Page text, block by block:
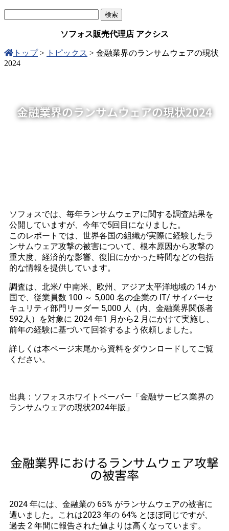
ソフォス販売代理店 アクシス
トップ> トピックス > 金融業界のランサムウェアの現状
2024
金融業界のランサムウェアの現状2024
ソフォスでは、毎年ランサムウェアに関する調査結果を
公開していますが、今年で5回目になりました。
このレポートでは、世界各国の組織が実際に経験したラ
ンサムウェア攻撃の被害について、根本原因から攻撃の
重大度、経済的な影響、復旧にかかった時間などの包括
的な情報を提供しています。
調査は、北米/ 中南米、欧州、アジア太平洋地域の 14 か
国で、従業員数 100 ～ 5,000 名の企業の IT/ サイバーセ
キュリティ部門リーダー 5,000 人（内、金融業界関係者
592人）を対象に 2024 年1 月から2 月にかけて実施し、
前年の経験に基づいて回答するよう依頼しました。
詳しくは本ページ末尾から資料をダウンロードしてご覧
ください。
出典：ソフォスホワイトペーパー「金融サービス業界の
ランサムウェアの現状2024年版」
金融業界におけるランサムウェア攻撃
の被害率
2024 年には、金融業の 65% がランサムウェアの被害に
遭いました。これは2023 年の 64% とほぼ同じですが、
過去 2 年間に報告された値よりは高くなっています。